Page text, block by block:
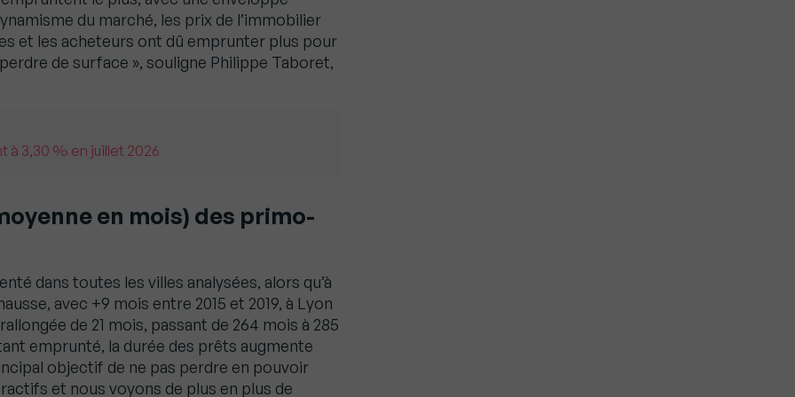
du marché, les prix de l’immobilier
et les acheteurs ont dû emprunter plus pour
de surface », souligne Philippe Taboret,
à 3,30 % en juillet 2026
en mois) des primo-
dans toutes les villes analysées, alors qu’à
avec +9 mois entre 2015 et 2019, à Lyon
de 21 mois, passant de 264 mois à 285
emprunté, la durée des prêts augmente
objectif de ne pas perdre en pouvoir
et nous voyons de plus en plus de